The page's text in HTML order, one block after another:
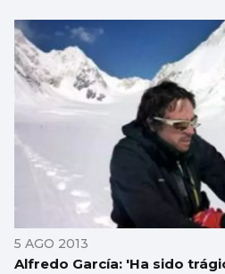
5 AGO 2013
Alfredo García: 'Ha sido